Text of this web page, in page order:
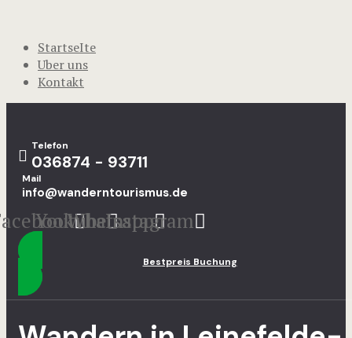
StartseIte
Uber uns
Kontakt
Telefon
036874 - 93711
Mail
info@wanderntourismus.de
Youtube
Whatsapp
Instagram
Bestpreis Buchung